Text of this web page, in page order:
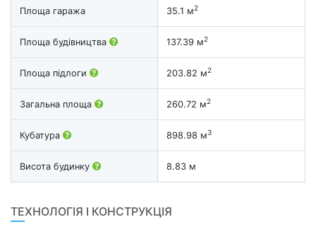
Площа гаража 35.1 м2
Площа будівництва 137.39 м2
Площа підлоги 203.82 м2
Загальна площа 260.72 м2
Кубатура 898.98 м3
Висота будинку 8.83 м
ТЕХНОЛОГІЯ І КОНСТРУКЦІЯ